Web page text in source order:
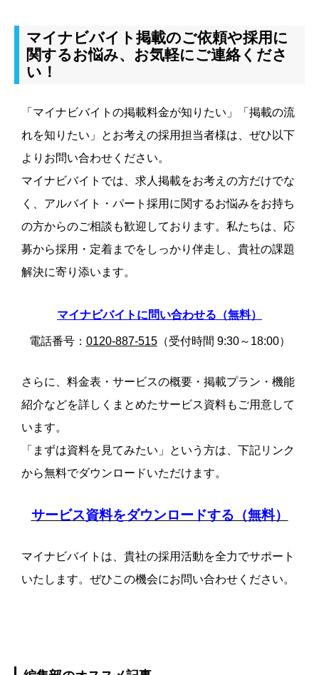
マイナビバイト掲載のご依頼や採用に
関するお悩み、お気軽にご連絡くださ
い！
「マイナビバイトの掲載料金が知りたい」「掲載の流
れを知りたい」とお考えの採用担当者様は、ぜひ以下
よりお問い合わせください。
マイナビバイトでは、求人掲載をお考えの方だけでな
く、アルバイト・パート採用に関するお悩みをお持ち
の方からのご相談も歓迎しております。私たちは、応
募から採用・定着までをしっかり伴走し、貴社の課題
解決に寄り添います。
マイナビバイトに問い合わせる（無料）
電話番号： 0120-887-515（受付時間 9:30～18:00）
さらに、料金表・サービスの概要・掲載プラン・機能
紹介などを詳しくまとめたサービス資料もご用意して
います。
「まずは資料を見てみたい」という方は、下記リンク
から無料でダウンロードいただけます。
サービス資料をダウンロードする（無料）
マイナビバイトは、貴社の採用活動を全力でサポート
いたします。ぜひこの機会にお問い合わせください。